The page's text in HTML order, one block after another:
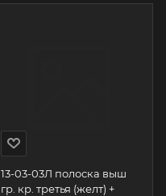
13-03-03Л полоска выш
гр. кр. третья (желт) +